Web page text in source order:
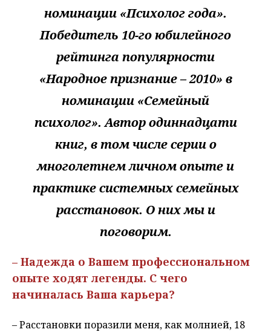
номинации «Психолог года».
Победитель 10-го юбилейного
рейтинга популярности
«Народное признание – 2010» в
номинации «Семейный
психолог». Автор одиннадцати
книг, в том числе серии о
многолетнем личном опыте и
практике системных семейных
расстановок. О них мы и
поговорим.
– Надежда о Вашем профессиональном
опыте ходят легенды. С чего
начиналась Ваша карьера?
– Расстановки поразили меня, как молнией, 18